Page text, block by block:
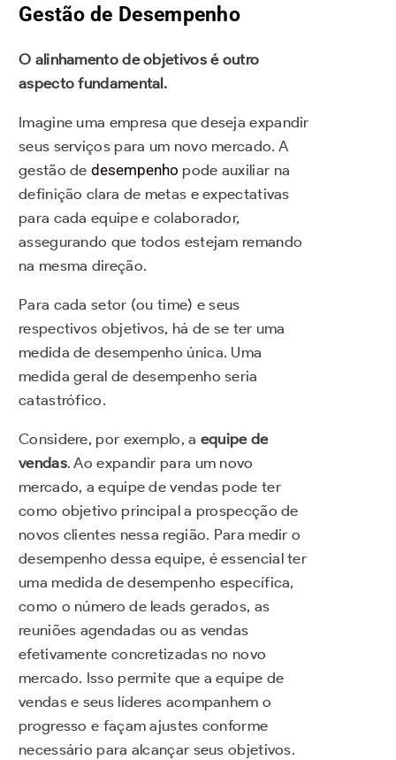
Gestão de Desempenho
O alinhamento de objetivos é outro
aspecto fundamental.
Imagine uma empresa que deseja expandir
seus serviços para um novo mercado. A
gestão dedesempenho pode auxiliar na
definição clara de metas e expectativas
para cada equipe e colaborador,
assegurando que todos estejam remando
na mesma direção.
Para cada setor (ou time) e seus
respectivos objetivos, há de se ter uma
medida de desempenho única. Uma
medida geral de desempenho seria
catastrófico.
Considere, por exemplo, a equipe de
vendas. Ao expandir para um novo
mercado, a equipe de vendas pode ter
como objetivo principal a prospecção de
novos clientes nessa região. Para medir o
desempenho dessa equipe, é essencial ter
uma medida de desempenho específica,
como o número de leads gerados, as
reuniões agendadas ou as vendas
efetivamente concretizadas no novo
mercado. Isso permite que a equipe de
vendas e seus líderes acompanhem o
progresso e façam ajustes conforme
necessário para alcançar seus objetivos.